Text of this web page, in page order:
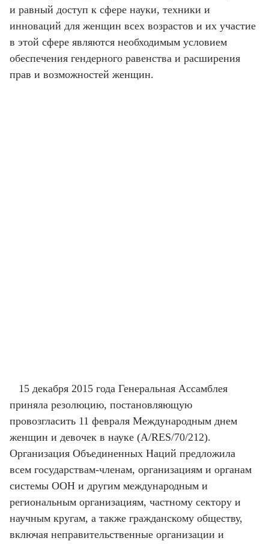
и равный доступ к сфере науки, техники и
инноваций для женщин всех возрастов и их участие
в этой сфере являются необходимым условием
обеспечения гендерного равенства и расширения
прав и возможностей женщин.
15 декабря 2015 года Генеральная Ассамблея
приняла резолюцию, постановляющую
провозгласить 11 февраля Международным днем
женщин и девочек в науке (A/RES/70/212).
Организация Объединенных Наций предложила
всем государствам-членам, организациям и органам
системы ООН и другим международным и
региональным организациям, частному сектору и
научным кругам, а также гражданскому обществу,
включая неправительственные организации и